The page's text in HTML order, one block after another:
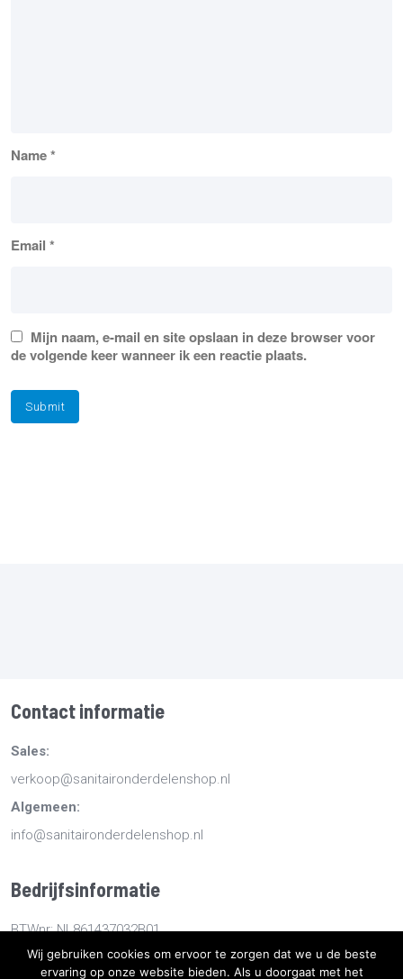
Name*
Email *
Mijn naam, e-mail en site opslaan in deze browser voor
de volgende keer wanneer ik een reactie plaats.
Contact informatie
Sales:
verkoop@sanitaironderdelenshop.nl
Algemeen:
info@sanitaironderdelenshop.nl
Bedrijfsinformatie
BTWnr: NL861437032B01
KvKnr: 78527112
Wij gebruiken cookies om ervoor te zorgen dat we u de beste
ervaring op onze website bieden. Als u doorgaat met het